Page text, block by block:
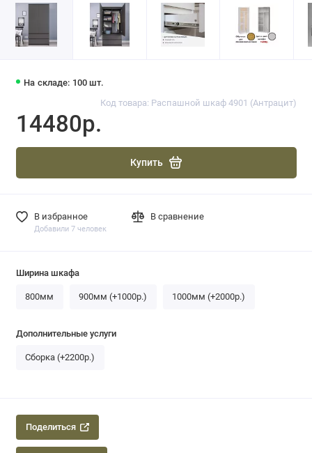
На складе: 100 шт.
Код товара: Распашной шкаф 4901 (Антрацит)
14480р.
Купить
В избранное
Добавили 7 человек
В сравнение
Ширина шкафа
800мм 900мм (+1000р.) 1000мм (+2000р.)
Дополнительные услуги
Сборка (+2200р.)
Поделиться